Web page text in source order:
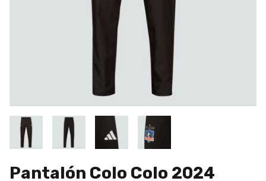
Pantalón Colo Colo 2024